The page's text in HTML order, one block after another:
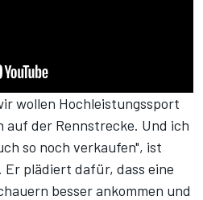
wollen Hochleistungssport
auf der Rennstrecke. Und ich
so noch verkaufen", ist
plädiert dafür, dass eine
besser ankommen und